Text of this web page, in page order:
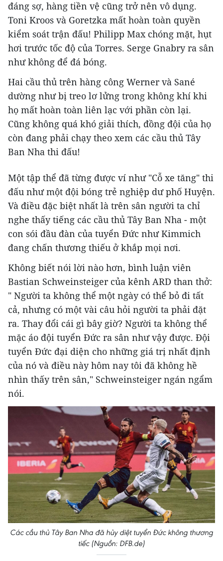
đáng sợ, hàng tiền vệ cũng trở nên vô dụng.
Toni Kroos và Goretzka mất hoàn toàn quyền
kiểm soát trận đấu! Philipp Max chóng mặt, hụt
hơi trước tốc độ của Torres. Serge Gnabry ra sân
như không để đá bóng.
Hai cầu thủ trên hàng công Werner và Sané
dường như bị treo lơ lửng trong không khí khi
họ mất hoàn toàn liên lạc với phần còn lại.
Cũng không quá khó giải thích, đồng đội của họ
còn đang phải chạy theo xem các cầu thủ Tây
Ban Nha thi đấu!
Một tập thể đã từng được ví như "Cỗ xe tăng" thi
đấu như một đội bóng trẻ nghiệp dư phố Huyện.
Và điều đặc biệt nhất là trên sân người ta chỉ
nghe thấy tiếng các cầu thủ Tây Ban Nha - một
con sói đầu đàn của tuyển Đức như Kimmich
đang chấn thương thiếu ở khắp mọi nơi.
Không biết nói lời nào hơn, bình luận viên
Bastian Schweinsteiger của kênh ARD than thở:
" Người ta không thể một ngày có thể bỏ đi tất
cả, nhưng có một vài câu hỏi người ta phải đặt
ra. Thay đổi cái gì bây giờ? Người ta không thể
mặc áo đội tuyển Đức ra sân như vậy được. Đội
tuyển Đức đại diện cho những giá trị nhất định
của nó và điều này hôm nay tôi đã không hề
nhìn thấy trên sân," Schweinsteiger ngán ngẩm
nói.
Các cầu thủ Tây Ban Nha đã hủy diệt tuyển Đức không thương
tiếc (Nguồn: DFB.de)